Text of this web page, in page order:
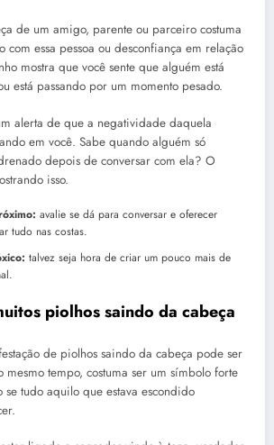
de um amigo, parente ou parceiro costuma
com essa pessoa ou desconfiança em relação
mostra que você sente que alguém está
está passando por um momento pesado.
alerta de que a negatividade daquela
em você. Sabe quando alguém só
depois de conversar com ela? O
isso.
avalie se dá para conversar e oferecer
tudo nas costas.
talvez seja hora de criar um pouco mais de
piolhos saindo da cabeça
de piolhos saindo da cabeça pode ser
mesmo tempo, costuma ser um símbolo forte
tudo aquilo que estava escondido